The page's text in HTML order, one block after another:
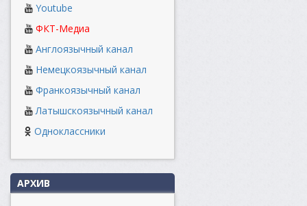
Youtube
ФКТ-Медиа
Англоязычный канал
Немецкоязычный канал
Франкоязычный канал
Латышскоязычный канал
Одноклассники
АРХИВ